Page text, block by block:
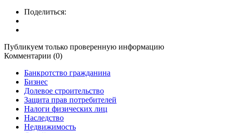
Поделиться:
Публикуем только проверенную информацию
Комментарии (0)
Банкротство гражданина
Бизнес
Долевое строительство
Защита прав потребителей
Налоги физических лиц
Наследство
Недвижимость